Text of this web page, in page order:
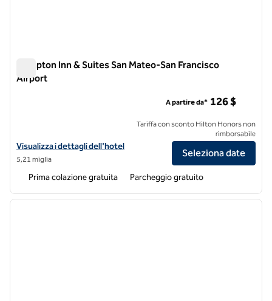
Hampton Inn & Suites San Mateo-San Francisco
Airport
Visualizza i dettagli dell'hotel per l'aeroporto Hampton Inn & Suites
Visualizza i dettagli dell'hotel
5,21 miglia
A partire da* 126 $
Tariffa con sconto Hilton Honors non
rimborsabile
Seleziona date
Prima colazione gratuita Parcheggio gratuito
1 di 12